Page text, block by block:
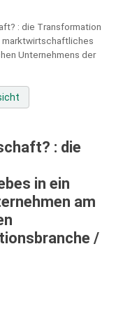
: die Transformation
Unternehmens der
: die
in ein
am
/